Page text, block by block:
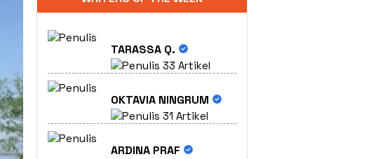
TARASSA Q.
33 Artikel
OKTAVIA NINGRUM
31 Artikel
ARDINA PRAF